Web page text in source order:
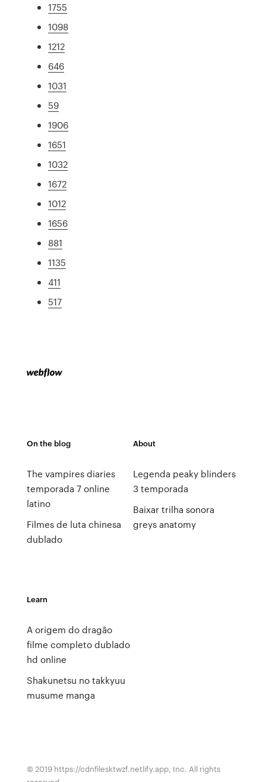
1755
1098
1212
646
1031
59
1906
1651
1032
1672
1012
1656
881
1135
411
517
On the blog
The vampires diaries
temporada 7 online
latino
Filmes de luta chinesa
dublado
About
Legenda peaky blinders
3 temporada
Baixar trilha sonora
greys anatomy
Learn
A origem do dragão
filme completo dublado
hd online
Shakunetsu no takkyuu
musume manga
© 2019 https://cdnfilesktwzf.netlify.app, Inc. All rights